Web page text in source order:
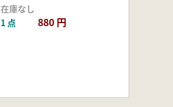
在庫なし
1 点 880 円